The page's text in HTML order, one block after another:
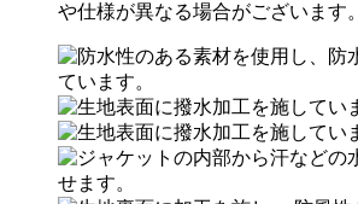
や仕様が異なる場合がございます。